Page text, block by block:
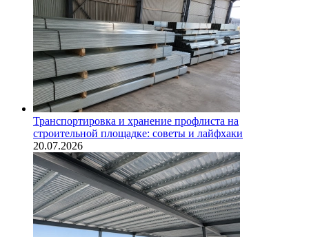
Транспортировка и хранение профлиста на
строительной площадке: советы и лайфхаки
20.07.2026